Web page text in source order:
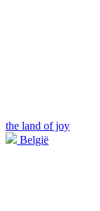
the land of joy
België